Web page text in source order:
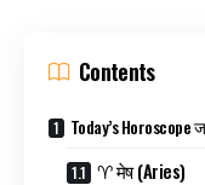
Contents
Today’s Horoscope
♈ मेष (Aries)